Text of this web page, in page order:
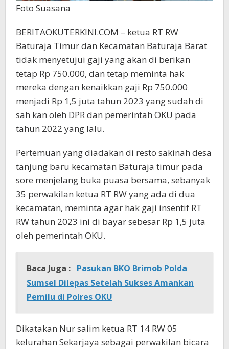
Foto Suasana
BERITAOKUTERKINI.COM – ketua RT RW
Baturaja Timur dan Kecamatan Baturaja Barat
tidak menyetujui gaji yang akan di berikan
tetap Rp 750.000, dan tetap meminta hak
mereka dengan kenaikkan gaji Rp 750.000
menjadi Rp 1,5 juta tahun 2023 yang sudah di
sah kan oleh DPR dan pemerintah OKU pada
tahun 2022 yang lalu.
Pertemuan yang diadakan di resto sakinah desa
tanjung baru kecamatan Baturaja timur pada
sore menjelang buka puasa bersama, sebanyak
35 perwakilan ketua RT RW yang ada di dua
kecamatan, meminta agar hak gaji insentif RT
RW tahun 2023 ini di bayar sebesar Rp 1,5 juta
oleh pemerintah OKU.
Baca Juga : Pasukan BKO Brimob Polda
Sumsel Dilepas Setelah Sukses Amankan
Pemilu di Polres OKU
Dikatakan Nur salim ketua RT 14 RW 05
kelurahan Sekarjaya sebagai perwakilan bicara